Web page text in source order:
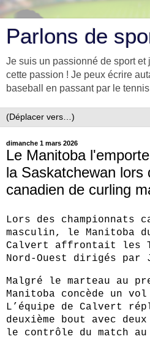
Parlons de
Je suis un passionné de sport
cette passion ! Je peux écrire
baseball en passant par le tennis
dimanche 1 mars 2026
Le Manitoba
la Saskatchewan lors
canadien de curling
Lors des championnats
masculin, le Manitoba
Calvert affrontait les
Nord‑Ouest dirigés par
Malgré le marteau au
Manitoba concède un
L’équipe de Calvert
deuxième bout avec
le contrôle du match